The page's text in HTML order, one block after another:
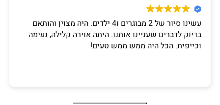
עשינו סיור של 2 מבוגרים ו4 ילדים. היה מצוין והותאם
בדיוק לדברים שעניינו אותנו. היתה אוירה קלילה, נעימה
וכייפית. הכל היה ממש ממש טעים!